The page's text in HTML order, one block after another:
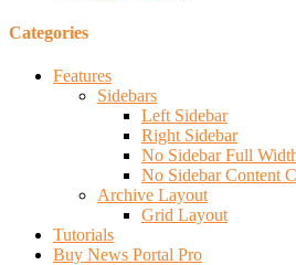
Categories
Features
Sidebars
Left Sidebar
Right Sidebar
No Sidebar Full
No Sidebar Content
Archive Layout
Grid Layout
Tutorials
Buy News Portal Pro